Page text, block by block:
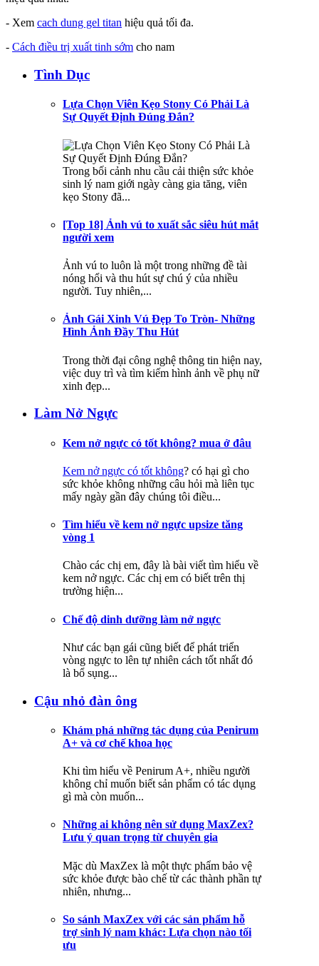
- Xem cach dung gel titan hiệu quả tối đa.
- Cách điều trị xuất tinh sớm cho nam
Tình Dục
Lựa Chọn Viên Kẹo Stony Có Phải Là
Sự Quyết Định Đúng Đắn?
Trong bối cảnh nhu cầu cải thiện sức khỏe
sinh lý nam giới ngày càng gia tăng, viên
kẹo Stony đã...
[Top 18] Ảnh vú to xuất sắc siêu hút mắt
người xem
Ảnh vú to luôn là một trong những đề tài
nóng hổi và thu hút sự chú ý của nhiều
người. Tuy nhiên,...
Ảnh Gái Xinh Vú Đẹp To Tròn- Những
Hình Ảnh Đầy Thu Hút
Trong thời đại công nghệ thông tin hiện nay,
việc duy trì và tìm kiếm hình ảnh về phụ nữ
xinh đẹp...
Làm Nở Ngực
Kem nở ngực có tốt không? mua ở đâu
Kem nở ngực có tốt không? có hại gì cho
sức khỏe không những câu hỏi mà liên tục
mấy ngày gần đây chúng tôi điều...
Tìm hiểu về kem nở ngực upsize tăng
vòng 1
Chào các chị em, đây là bài viết tìm hiểu về
kem nở ngực. Các chị em có biết trên thị
trường hiện...
Chế độ dinh dưỡng làm nở ngực
Như các bạn gái cũng biết để phát triển
vòng ngực to lên tự nhiên cách tốt nhất đó
là bổ sụng...
Cậu nhỏ đàn ông
Khám phá những tác dụng của Penirum
A+ và cơ chế khoa học
Khi tìm hiểu về Penirum A+, nhiều người
không chỉ muốn biết sản phẩm có tác dụng
gì mà còn muốn...
Những ai không nên sử dụng MaxZex?
Lưu ý quan trọng từ chuyên gia
Mặc dù MaxZex là một thực phẩm bảo vệ
sức khỏe được bào chế từ các thành phần tự
nhiên, nhưng...
So sánh MaxZex với các sản phẩm hỗ
trợ sinh lý nam khác: Lựa chọn nào tối
ưu